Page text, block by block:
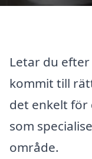
Letar du efter
kommit till
det enkelt
som
område.